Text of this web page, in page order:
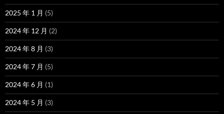
2025 年 1 月 (5)
2024 年 12 月 (2)
2024 年 8 月 (3)
2024 年 7 月 (5)
2024 年 6 月 (1)
2024 年 5 月 (3)